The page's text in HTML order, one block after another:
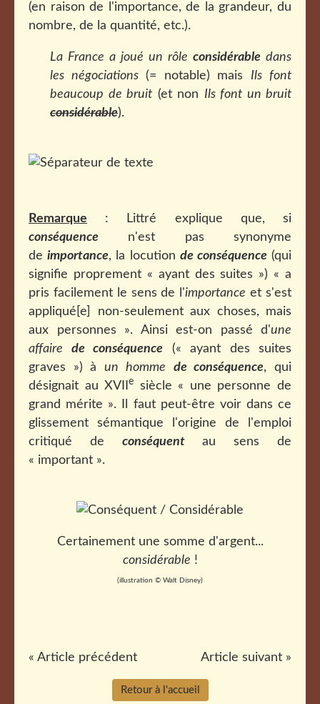
(en raison de l'importance, de la grandeur, du
nombre, de la quantité, etc.).
La France a joué un rôle considérable dans
les négociations (= notable) mais Ils font
beaucoup de bruit (et non Ils font un bruit
considérable).
Remarque : Littré explique que, si
conséquence n'est pas synonyme
deimportance, la locution de conséquence(qui
signifie proprement « ayant des suites ») « a
pris facilement le sens de l'importance et s'est
appliqué[e] non-seulement aux choses, mais
aux personnes ». Ainsi est-on passé d'une
affaire de conséquence (« ayant des suites
graves ») àun homme de conséquence, qui
désignait au XVIIe
siècle « une personne de
grand mérite ». Il faut peut-être voir dans ce
glissement sémantique l'origine de l'emploi
critiqué de conséquentau sens de
« important ».
Certainement une somme d'argent...
considérable !
(illustration © Walt Disney)
« Article précédent Article suivant »
Retour à l'accueil